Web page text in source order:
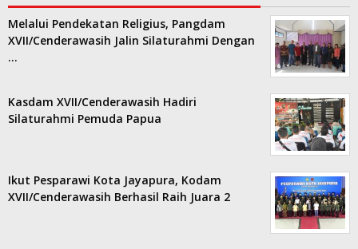
Melalui Pendekatan Religius, Pangdam
XVII/Cenderawasih Jalin Silaturahmi Dengan
…
Kasdam XVII/Cenderawasih Hadiri
Silaturahmi Pemuda Papua
Ikut Pesparawi Kota Jayapura, Kodam
XVII/Cenderawasih Berhasil Raih Juara 2